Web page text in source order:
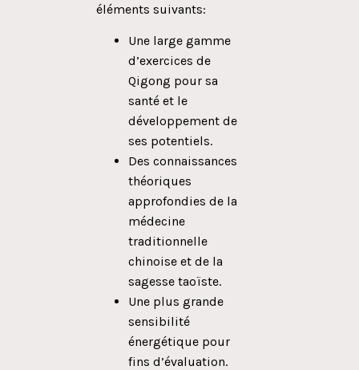
éléments suivants:
Une large gamme
d’exercices de
Qigong pour sa
santé et le
développement de
ses potentiels.
Des connaissances
théoriques
approfondies de la
médecine
traditionnelle
chinoise et de la
sagesse taoïste.
Une plus grande
sensibilité
énergétique pour
fins d’évaluation.